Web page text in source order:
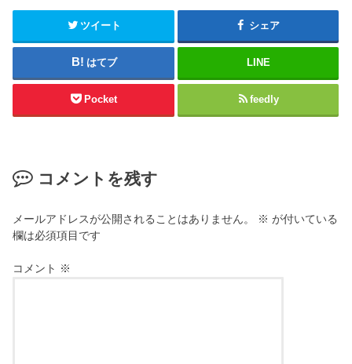
ツイート シェア
はてブ LINE
Pocket feedly
コメントを残す
メールアドレスが公開されることはありません。 ※ が付いている
欄は必須項目です
コメント ※